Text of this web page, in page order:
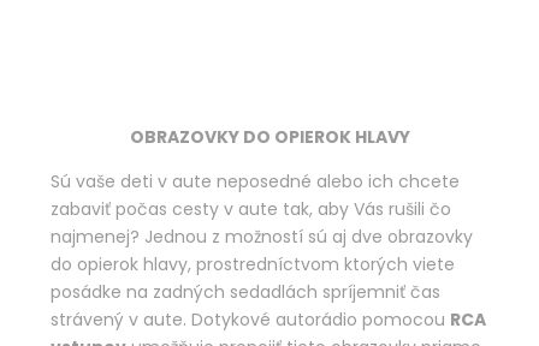
OBRAZOVKY DO OPIEROK HLAVY
Sú vaše deti v aute neposedné alebo ich chcete
zabaviť počas cesty v aute tak, aby Vás rušili čo
najmenej? Jednou z možností sú aj dve obrazovky
do opierok hlavy, prostredníctvom ktorých viete
posádke na zadných sedadlách spríjemniť čas
strávený v aute. Dotykové autorádio pomocou RCA